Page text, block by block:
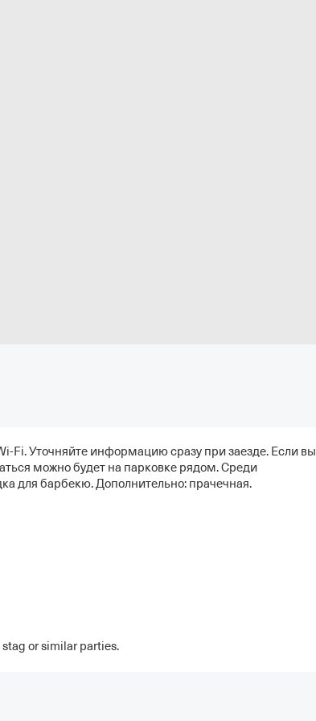
Fi. Уточняйте информацию сразу при заезде. Если вы
можно будет на парковке рядом. Среди
для барбекю. Дополнительно: прачечная.
or similar parties.